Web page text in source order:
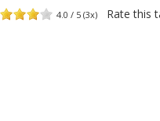
4.0 / 5 (3x) Rate this